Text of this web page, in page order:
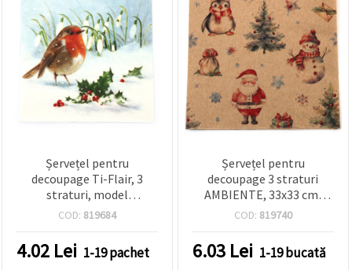
Șervețel pentru
decoupage Ti-Flair, 3
straturi, model
Măcăleandru cu ilex și
COD: 819684
4.02 Lei 1-19 pachet
Șervețel pentru
decoupage 3 straturi
AMBIENTE, 33x33 cm,
Trio Natură de Crăciun - 1
COD: 819740
6.03 Lei 1-19 bucată